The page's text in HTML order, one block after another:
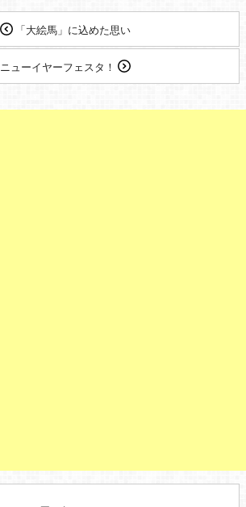
「大絵馬」に込めた思い
ニューイヤーフェスタ！